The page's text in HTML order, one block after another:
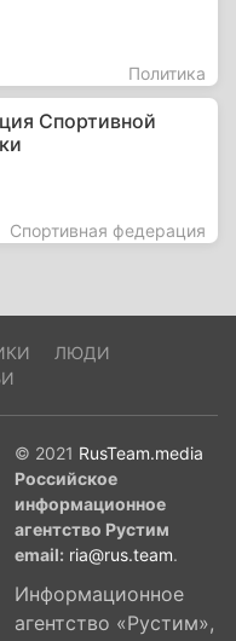
Политика
Спортивной
Спортивная федерация
ЛЮДИ
© 2021 RusTeam.media
Российское
информационное
агентство Рустим
email: ria@rus.team.
Информационное
агентство «Рустим»,